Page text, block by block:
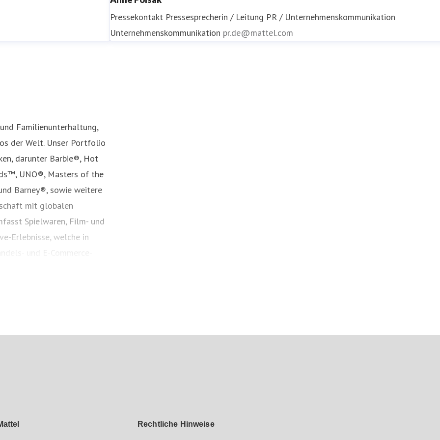
Pressekontakt Pressesprecherin / Leitung PR / Unternehmenskommunikation
Unternehmenskommunikation pr.de@mattel.com
Familienunterhaltung,
der Welt. Unser Portfolio
darunter Barbie®, Hot
UNO®, Masters of the
Barney®, sowie weitere
mit globalen
Spielwaren, Film- und
Erlebnisse, welche in
und E-Commerce-
1945 inspiriert Mattel
bestärkt Kinder darin, ihr